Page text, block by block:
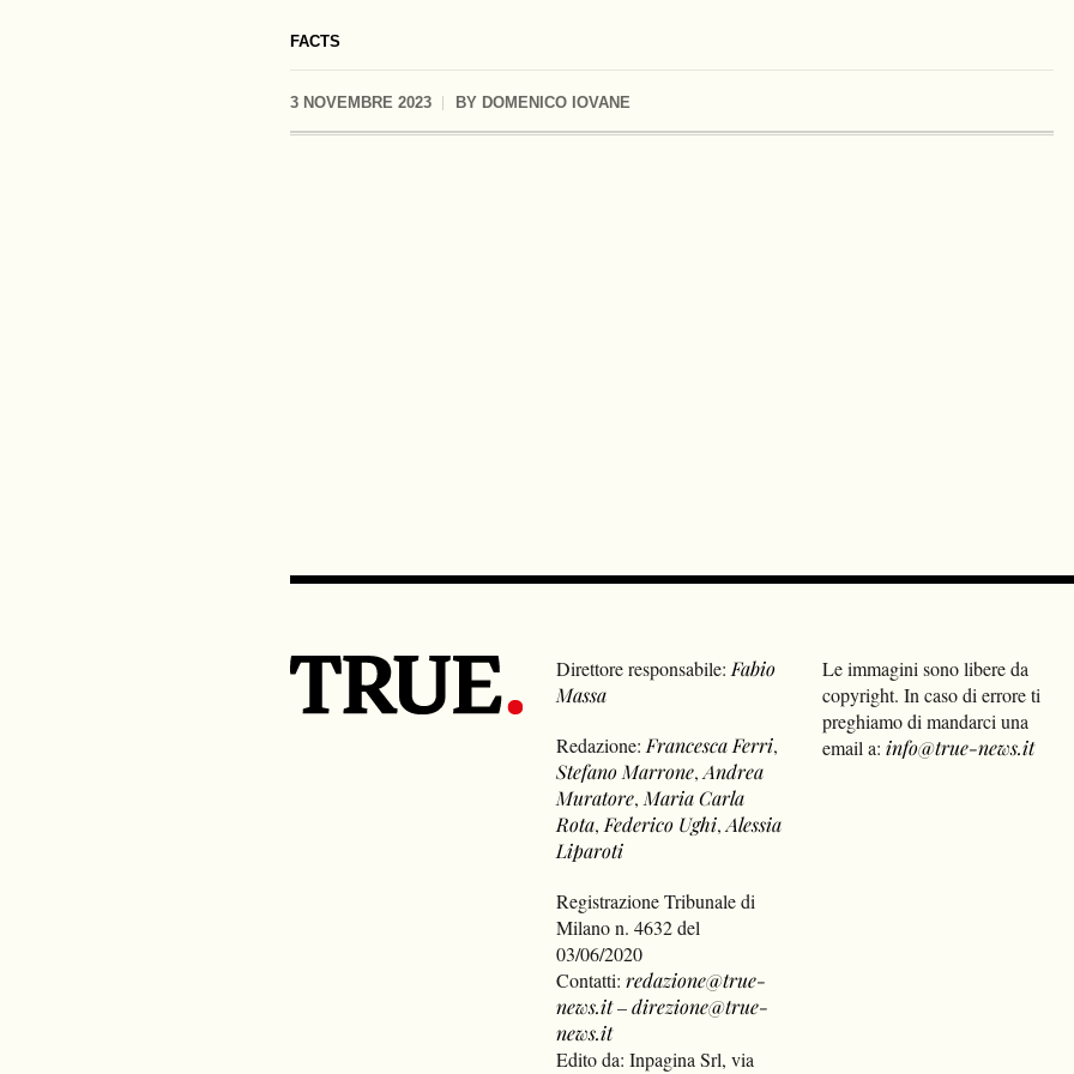
FACTS
3 NOVEMBRE 2023 BY DOMENICO IOVANE
Direttore responsabile: Fabio
Massa
Redazione: Francesca Ferri,
Stefano Marrone,Andrea
Muratore, Maria Carla
Rota, Federico Ughi,Alessia
Liparoti
Registrazione Tribunale di
Milano n. 4632 del
03/06/2020
Contatti:redazione@true-
news.it–direzione@true-
news.it
Edito da: Inpagina Srl, via
Le immagini sono libere da
copyright. In caso di errore ti
preghiamo di mandarci una
email a: info@true-news.it